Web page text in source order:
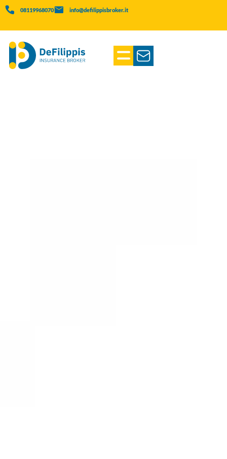
08119968070 info@defilippisbroker.it